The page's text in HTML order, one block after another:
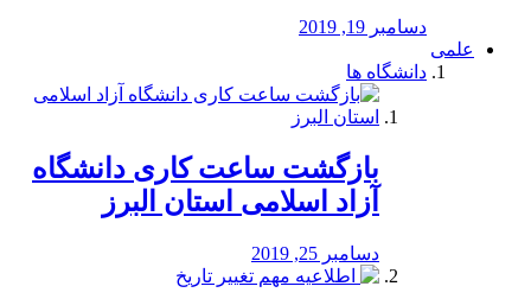
دسامبر 19, 2019
علمی
دانشگاه ها
بازگشت ساعت کاری دانشگاه
آزاد اسلامی استان البرز
دسامبر 25, 2019